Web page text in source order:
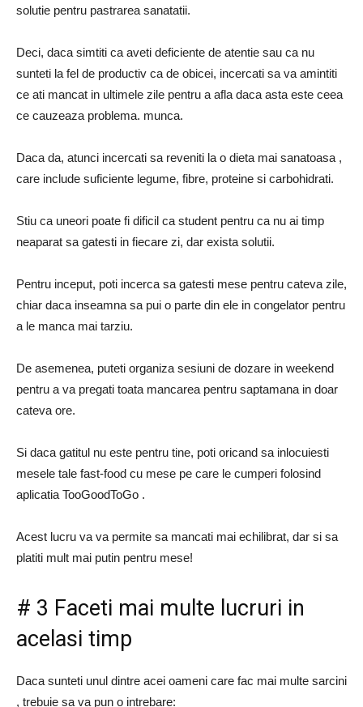
solutie pentru pastrarea sanatatii.
Deci, daca simtiti ca aveti deficiente de atentie sau ca nu
sunteti la fel de productiv ca de obicei, incercati sa va amintiti
ce ati mancat in ultimele zile pentru a afla daca asta este ceea
ce cauzeaza problema. munca.
Daca da, atunci incercati sa reveniti la o dieta mai sanatoasa ,
care include suficiente legume, fibre, proteine ​​si carbohidrati.
Stiu ca uneori poate fi dificil ca student pentru ca nu ai timp
neaparat sa gatesti in fiecare zi, dar exista solutii.
Pentru inceput, poti incerca sa gatesti mese pentru cateva zile,
chiar daca inseamna sa pui o parte din ele in congelator pentru
a le manca mai tarziu.
De asemenea, puteti organiza sesiuni de dozare in weekend
pentru a va pregati toata mancarea pentru saptamana in doar
cateva ore.
Si daca gatitul nu este pentru tine, poti oricand sa inlocuiesti
mesele tale fast-food cu mese pe care le cumperi folosind
aplicatia TooGoodToGo .
Acest lucru va va permite sa mancati mai echilibrat, dar si sa
platiti mult mai putin pentru mese!
# 3 Faceti mai multe lucruri in
acelasi timp
Daca sunteti unul dintre acei oameni care fac mai multe sarcini
, trebuie sa va pun o intrebare: